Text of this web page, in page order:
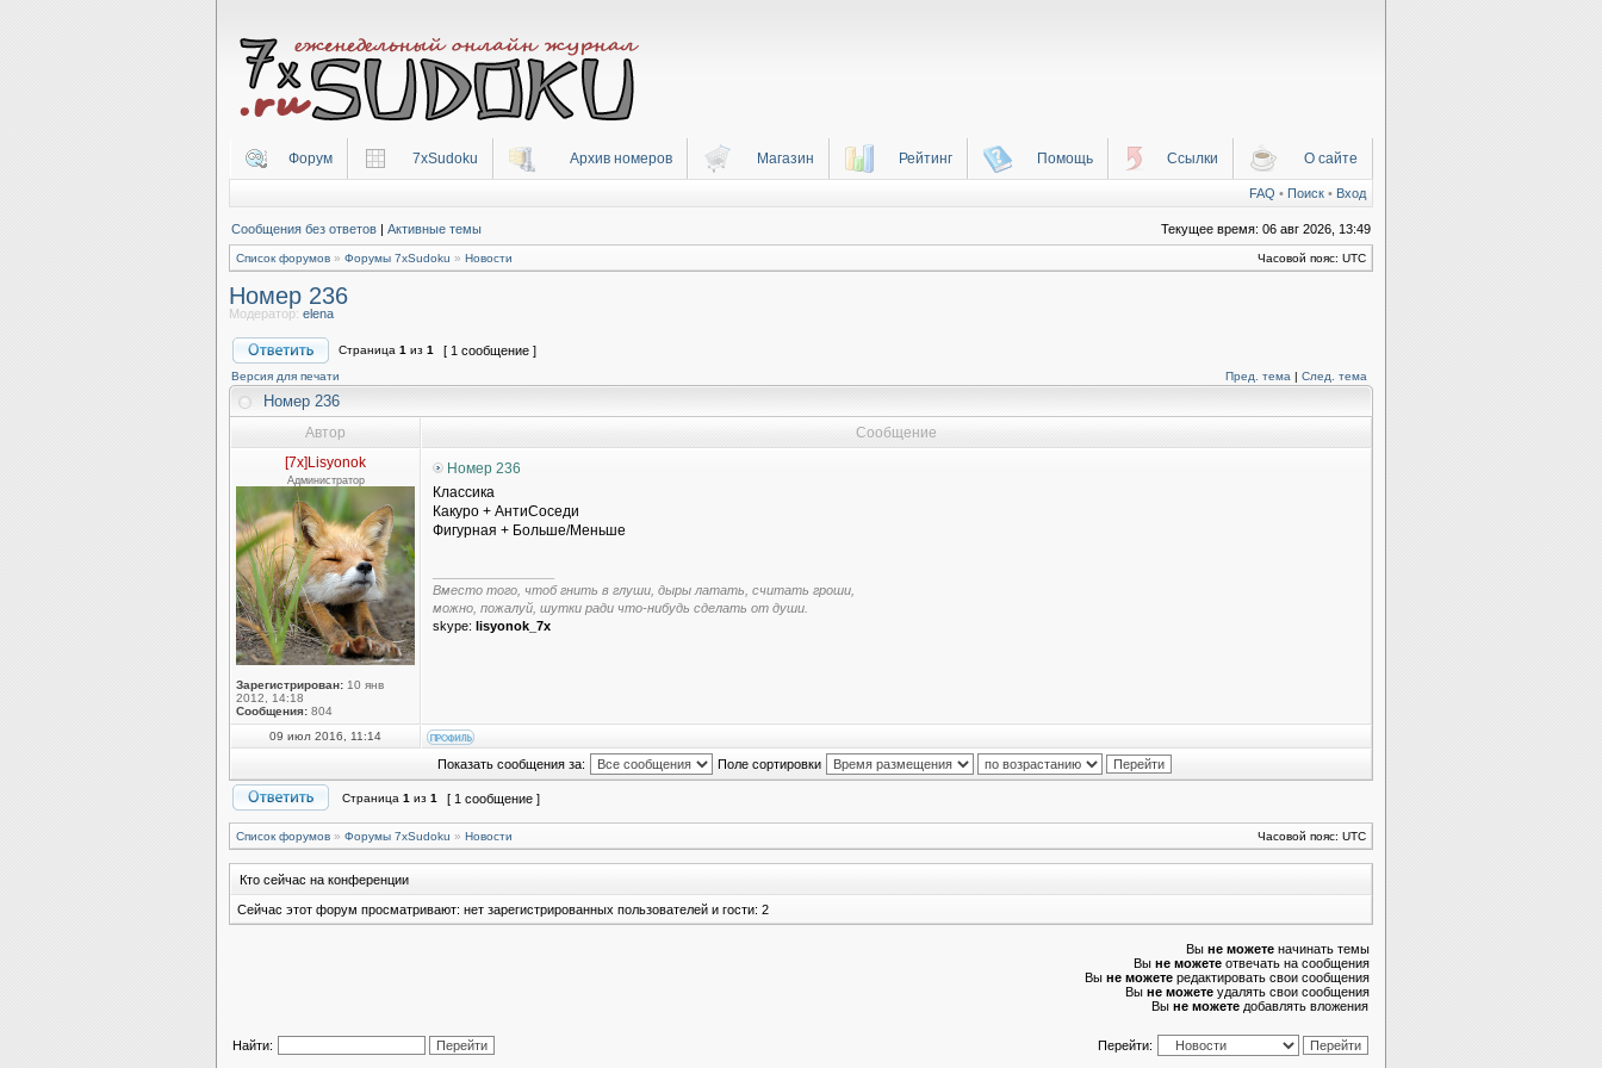
Форум 7xSudoku Архив номеров Магазин Рейтинг Помощь Ссылки О сайте
FAQ • Поиск • Вход
Сообщения без ответов | Активные темы Текущее время: 06 авг 2026, 13:49
Список форумов » Форумы 7xSudoku » Новости Часовой пояс: UTC
Номер 236
Модератор: elena
Страница 1 из 1 [ 1 сообщение ]
Версия для печати Пред. тема | След. тема
Номер 236
Автор
Сообщение
[7x]Lisyonok
Администратор
Зарегистрирован: 10 янв
2012, 14:18
Сообщения: 804
Номер 236
Классика
Какуро + АнтиСоседи
Фигурная + Больше/Меньше
Вместо того, чтоб гнить в глуши, дыры латать, считать гроши,
можно, пожалуй, шутки ради что-нибудь сделать от души.
skype: lisyonok_7x
09 июл 2016, 11:14
Показать сообщения за: Поле сортировки
Страница 1 из 1 [ 1 сообщение ]
Список форумов » Форумы 7xSudoku » Новости Часовой пояс: UTC
Кто сейчас на конференции
Сейчас этот форум просматривают: нет зарегистрированных пользователей и гости: 2
Вы не можете начинать темы
Вы не можете отвечать на сообщения
Вы не можете редактировать свои сообщения
Вы не можете удалять свои сообщения
Вы не можете добавлять вложения
Найти: Перейти: